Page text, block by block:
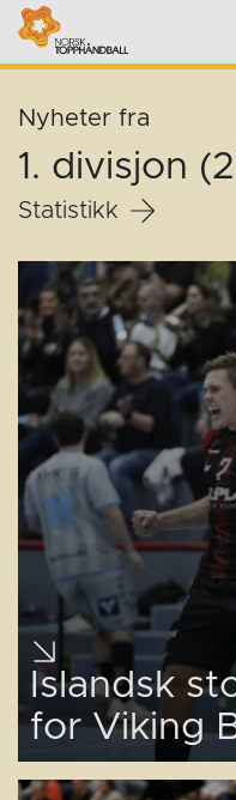
Nyheter fra
1. divisjon
Statistikk
Islandsk
for Viking